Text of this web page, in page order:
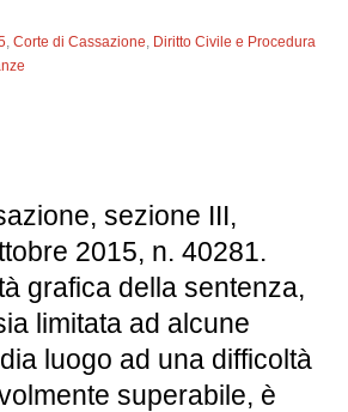
,Corte di Cassazione, Diritto Civile e Procedura
sezione III,
2015, n. 40281.
grafica della sentenza,
limitata ad alcune
luogo ad una difficoltà
superabile, è